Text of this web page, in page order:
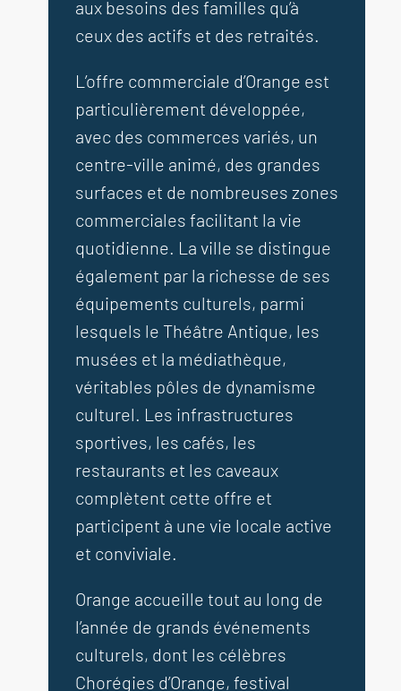
aux besoins des familles qu’à
ceux des actifs et des retraités.
L’offre commerciale d’Orange est
particulièrement développée,
avec des commerces variés, un
centre-ville animé, des grandes
surfaces et de nombreuses zones
commerciales facilitant la vie
quotidienne. La ville se distingue
également par la richesse de ses
équipements culturels, parmi
lesquels le Théâtre Antique, les
musées et la médiathèque,
véritables pôles de dynamisme
culturel. Les infrastructures
sportives, les cafés, les
restaurants et les caveaux
complètent cette offre et
participent à une vie locale active
et conviviale.
Orange accueille tout au long de
l’année de grands événements
culturels, dont les célèbres
Chorégies d’Orange, festival